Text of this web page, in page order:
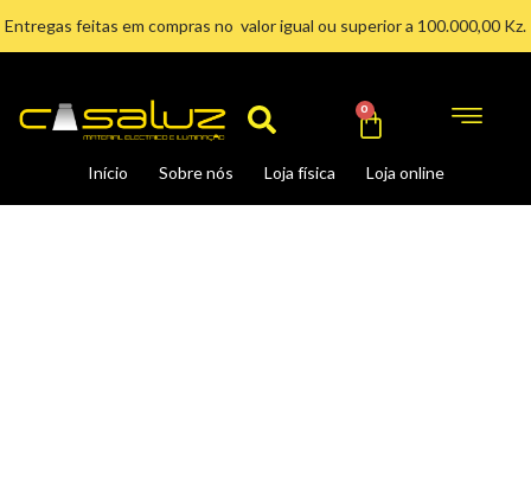
conteúdo
Entregas feitas em compras no valor igual ou superior a 100.000,00 Kz.
Search
Início Sobre nós Loja física Loja online
0 Cart